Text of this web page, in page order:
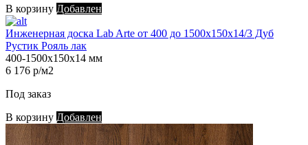
В корзину Добавлен
Инженерная доска Lab Arte от 400 до 1500х150х14/3 Дуб
Рустик Рояль лак
400-1500х150х14 мм
6 176 р/м2
Под заказ
В корзину Добавлен